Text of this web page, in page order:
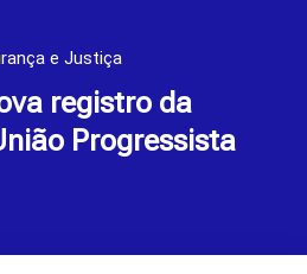
e Justiça
registro da
Progressista